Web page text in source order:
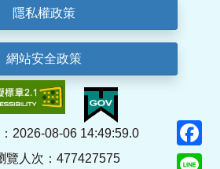
隱私權政策
網站安全政策
2026-08-06 14:49:59.0
覽人次：477427575